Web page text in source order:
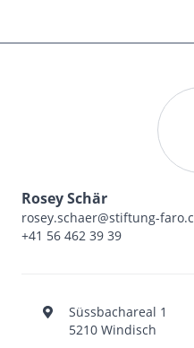
Rosey Schär
rosey.schaer@stiftung-
+41 56 462 39 39
Süssbachareal 1
5210 Windisch